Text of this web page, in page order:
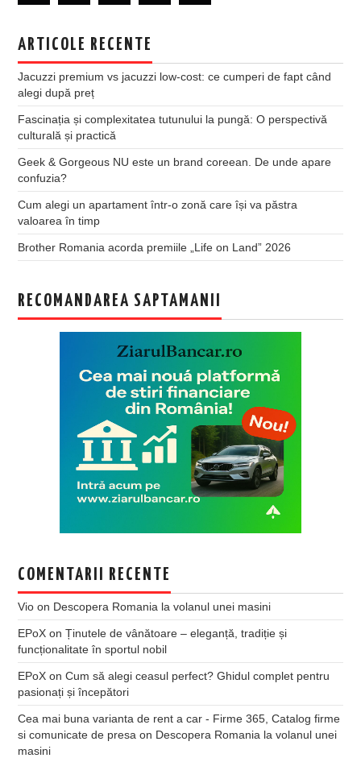
ARTICOLE RECENTE
Jacuzzi premium vs jacuzzi low-cost: ce cumperi de fapt când
alegi după preț
Fascinația și complexitatea tutunului la pungă: O perspectivă
culturală și practică
Geek & Gorgeous NU este un brand coreean. De unde apare
confuzia?
Cum alegi un apartament într-o zonă care își va păstra
valoarea în timp
Brother Romania acorda premiile „Life on Land” 2026
RECOMANDAREA SAPTAMANII
COMENTARII RECENTE
Vio on Descopera Romania la volanul unei masini
EPoX onȚinutele de vânătoare – eleganță, tradiție și
funcționalitate în sportul nobil
EPoX onCum să alegi ceasul perfect? Ghidul complet pentru
pasionați și începători
Cea mai buna varianta de rent a car - Firme 365, Catalog firme
si comunicate de presa on Descopera Romania la volanul unei
masini